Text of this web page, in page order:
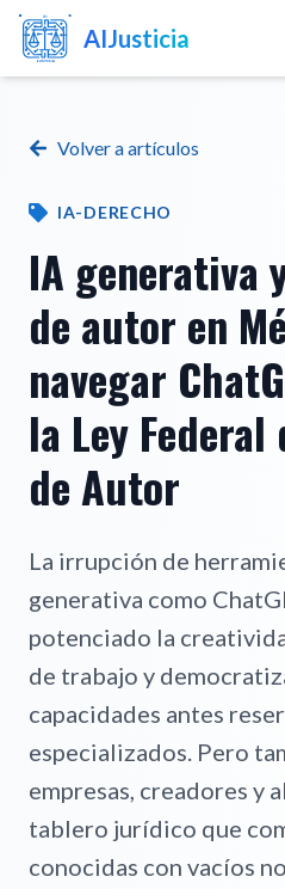
AIJusticia
Software a la Medida
Software Abogados
Marketing IA
Volver a artículos
IA-DERECHO
IA generativa
de autor en
navegar
la Ley
de Autor
La irrupción de
generativa como
potenciado la
de trabajo y
capacidades antes
especializados. Pero
empresas, creadores y
tablero jurídico que
conocidas con vacíos